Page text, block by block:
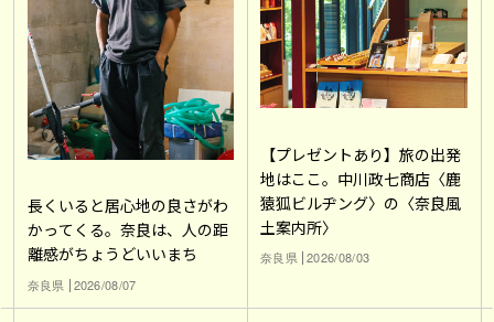
長くいると居心地の良さがわ
かってくる。奈良は、人の距
離感がちょうどいいまち
奈良県 2026/08/07
【プレゼントあり】旅の出発
地はここ。中川政七商店〈鹿
猿狐ビルヂング〉の〈奈良風
土案内所〉
奈良県 2026/08/03